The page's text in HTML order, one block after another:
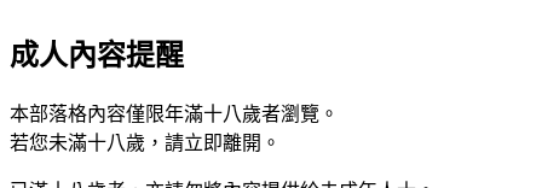
成人內容提醒
本部落格內容僅限年滿十八歲者瀏覽。
若您未滿十八歲，請立即離開。